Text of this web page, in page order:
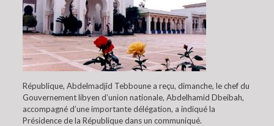
République, Abdelmadjid Tebboune a reçu, dimanche, le chef du
Gouvernement libyen d’union nationale, Abdelhamid Dbeibah,
accompagné d’une importante délégation, a indiqué la
Présidence de la République dans un communiqué.